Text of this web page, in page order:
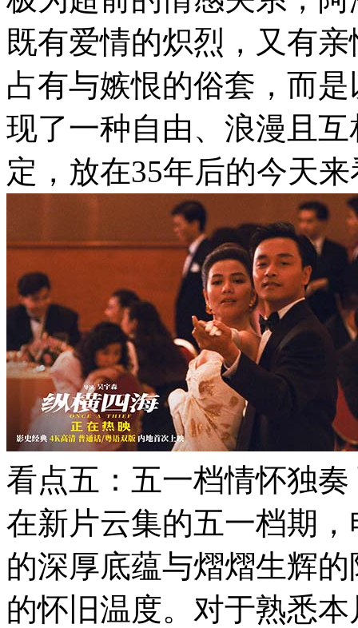
既有爱情的炽烈，又有
占有与嫉恨的俗套，而
现了一种自由、浪漫且
定，放在35年后的今天
看点五：五一档情怀独
在新片云集的五一档期
的深厚底蕴与熠熠生辉
的怀旧温度。对于熟悉